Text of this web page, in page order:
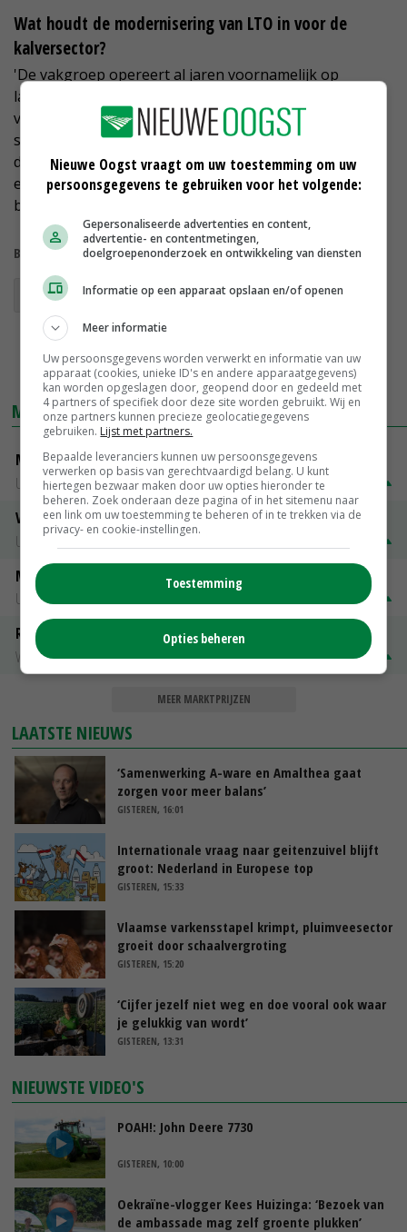
Wat houdt de modernisering van LTO in voor de
kalversector?
'De vakgroep opereert al jaren voornamelijk op
landelijk niveau. Met de nieuwe structuur wordt dit
verder versterkt en kunnen we nog beter en sneller
schakelen met de andere vakgroepen, in het specifiek
de melkvee- en roodvleesveehouderij. De kracht komt
extra tot zijn recht doordat we veel op
brancheorganisatieniveau tot afspraken komen.'
Bekijk meer over:
LTO Bestuurders kalverhouderij
MARKTPRIJZEN
Mannelijk slachtstieren (O)
Utrecht
€ 26,50
Vrouwelijk worst 1e kwaliteit
Utrecht
Mannelijk Slachtstieren ( R )
Utrecht
€ 0,10
Rosekalveren 8 - 12 maandenk
Vleeskalveren Denkavit
€ 1,78 € 0,06
MEER MARKTPRIJZEN
LAATSTE NIEUWS
‘Samenwerking A-ware en Amalthea gaat
zorgen voor meer balans’
GISTEREN, 16:01
Internationale vraag naar geitenzuivel blijft
groot: Nederland in Europese top
GISTEREN, 15:33
Vlaamse varkensstapel krimpt, pluimveesector
groeit door schaalvergroting
GISTEREN, 15:20
‘Cijfer jezelf niet weg en doe vooral ook waar
je gelukkig van wordt’
GISTEREN, 13:31
NIEUWSTE VIDEO'S
POAH!: John Deere 7730
GISTEREN, 10:00
Oekraïne-vlogger Kees Huizinga: ‘Bezoek van
de ambassade mag zelf groente plukken’
Nieuwe Oogst vraagt om uw toestemming om uw
persoonsgegevens te gebruiken voor het volgende:
Gepersonaliseerde advertenties en content,
advertentie- en contentmetingen,
doelgroepenonderzoek en ontwikkeling van diensten
Informatie op een apparaat opslaan en/of openen
Meer informatie
Uw persoonsgegevens worden verwerkt en informatie van uw
apparaat (cookies, unieke ID's en andere apparaatgegevens)
kan worden opgeslagen door, geopend door en gedeeld met
4 partners of specifiek door deze site worden gebruikt. Wij en
onze partners kunnen precieze geolocatiegegevens
gebruiken. Lijst met partners.
Bepaalde leveranciers kunnen uw persoonsgegevens
verwerken op basis van gerechtvaardigd belang. U kunt
hiertegen bezwaar maken door uw opties hieronder te
beheren. Zoek onderaan deze pagina of in het sitemenu naar
een link om uw toestemming te beheren of in te trekken via de
privacy- en cookie-instellingen.
Toestemming
Opties beheren